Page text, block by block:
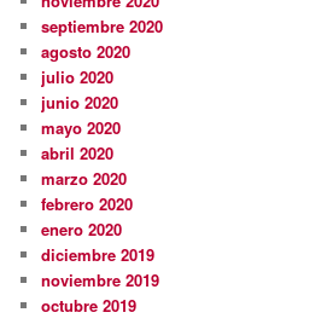
septiembre 2020
agosto 2020
julio 2020
junio 2020
mayo 2020
abril 2020
marzo 2020
febrero 2020
enero 2020
diciembre 2019
noviembre 2019
octubre 2019